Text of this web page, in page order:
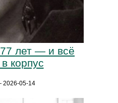
лет — и всё
корпус
2026-05-14